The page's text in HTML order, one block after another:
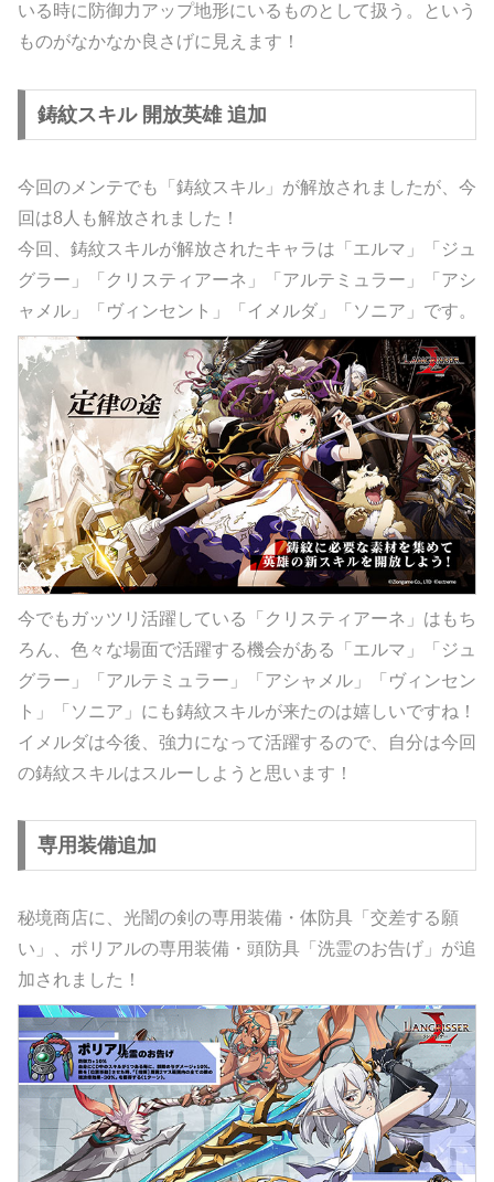
いる時に防御力アップ地形にいるものとして扱う。という
ものがなかなか良さげに見えます！
鋳紋スキル 開放英雄 追加
今回のメンテでも「鋳紋スキル」が解放されましたが、今
回は8人も解放されました！
今回、鋳紋スキルが解放されたキャラは「エルマ」「ジュ
グラー」「クリスティアーネ」「アルテミュラー」「アシ
ャメル」「ヴィンセント」「イメルダ」「ソニア」です。
今でもガッツリ活躍している「クリスティアーネ」はもち
ろん、色々な場面で活躍する機会がある「エルマ」「ジュ
グラー」「アルテミュラー」「アシャメル」「ヴィンセン
ト」「ソニア」にも鋳紋スキルが来たのは嬉しいですね！
イメルダは今後、強力になって活躍するので、自分は今回
の鋳紋スキルはスルーしようと思います！
専用装備追加
秘境商店に、光闇の剣の専用装備・体防具「交差する願
い」、ポリアルの専用装備・頭防具「洗霊のお告げ」が追
加されました！